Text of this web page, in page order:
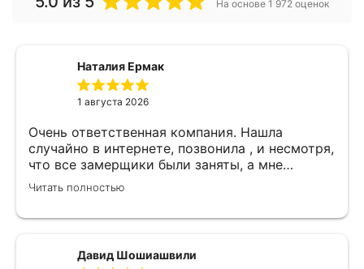
На основе 1 972 оценок
Наталия Ермак
1 августа 2026
Очень ответственная компания. Нашла
случайно в интернете, позвонила , и несмотря,
что все замерщики были заняты, а мне
улетать, очень оперативно помогли. Был
замерщик Денис, потрясающий парень, все
Читать полностью
Давид Шошиашвили